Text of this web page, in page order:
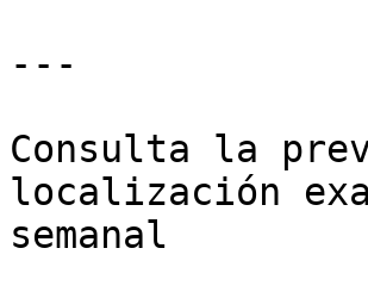
---
Consulta la
localización
semanal